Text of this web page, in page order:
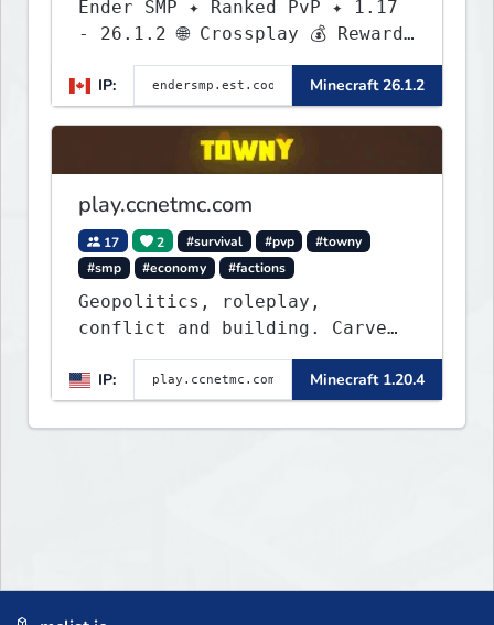
Ender SMP ✦ Ranked PvP ✦ 1.17
- 26.1.2 🌐 Crossplay 💰 Rewards
🛠 Custom Gear
IP:
Minecraft 26.1.2
play.ccnetmc.com
17 2 #survival #pvp
#towny
#smp
#economy #factions
Geopolitics, roleplay,
conflict and building. Carve
out your own story on a 1:1000
map of Earth using tanks,
warships, guns and more.
Express your creative side by
IP: Minecraft 1.20.4